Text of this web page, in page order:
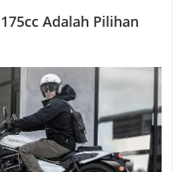
Adalah Pilihan